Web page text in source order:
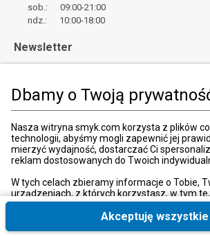
Dbamy o Twoją
Nasza witryna smyk.com korzysta z plików
technologii, abyśmy mogli zapewnić jej
mierzyć wydajność, dostarczać Ci
reklam dostosowanych do Twoich
W tych celach zbieramy informacje o Tobie,
urządzeniach, z których korzystasz, w tym
do prawidłowego funkcjonowania strony
Te niezbędne pliki cookies możesz wyłączyć
Akceptuję wszystkie
sob.: 09:00-21:00
ndz.: 10:00-18:00
Newsletter
*Wyrażam zgodę na otrzymywanie od SMYK
produktach i usługach oraz promocjach i
przez SMYK sp. z o.o., za pośrednictwem
elektronicznej (e-mail).
więcej